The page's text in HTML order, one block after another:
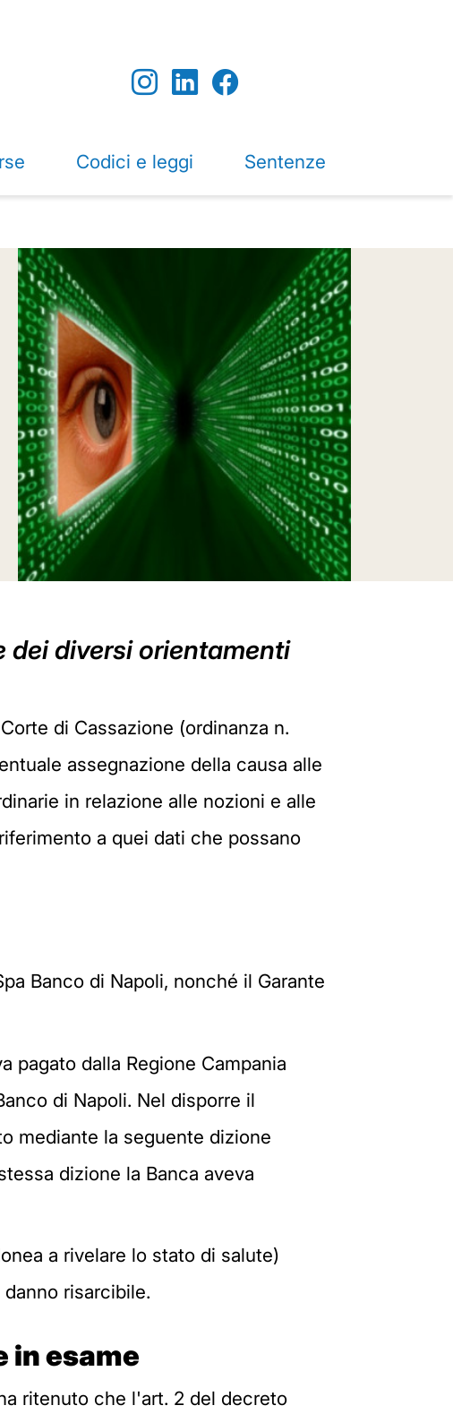
Codici e leggi Sentenze
dei diversi orientamenti
di Cassazione (ordinanza n.
assegnazione della causa alle
in relazione alle nozioni e alle
a quei dati che possano
Banco di Napoli, nonché il Garante
pagato dalla Regione Campania
di Napoli. Nel disporre il
mediante la seguente dizione
dizione la Banca aveva
a rivelare lo stato di salute)
risarcibile.
in esame
ritenuto che l'art. 2 del decreto